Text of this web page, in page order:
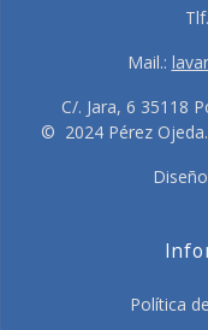
Mail.:
C/. Jara, 6 35118
© 2024 Pérez
Política